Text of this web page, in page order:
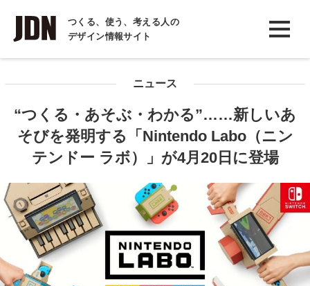
つくる、使う、考える人の
デザイン情報サイト
INTERVIEW
インタビュー
COLUMN
コラム
ニュース
“つくる・あそぶ・わかる”……新しいあ
そびを発明する「Nintendo Labo（ニン
テンドー ラボ）」が4月20日に登場